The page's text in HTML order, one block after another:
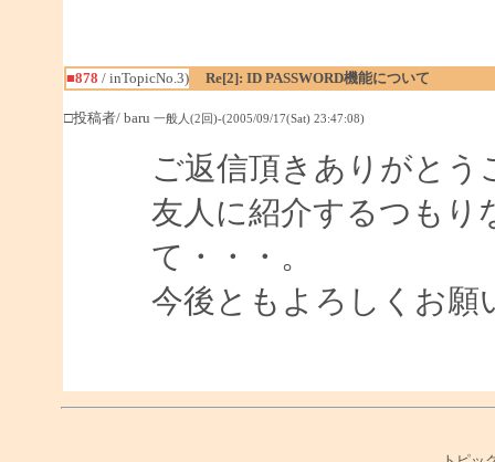
■878 / inTopicNo.3) Re[2]: ID PASSWORD機能について
□投稿者/ baru 一般人(2回)-(2005/09/17(Sat) 23:47:08)
ご返信頂きありがとう
友人に紹介するつもり
て・・・。
今後ともよろしくお願